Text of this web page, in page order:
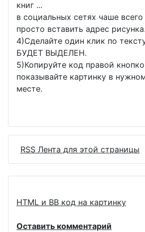
книг ...
в социальных сетях чаше
просто вставить адрес рисунка.
4)Сделайте один клик по
БУДЕТ ВЫДЕЛЕН.
5)Копируйте код правой
показывайте картинку в
месте.
RSS Лента для этой страницы
HTML и BB код на картинку
Оставить комментарий